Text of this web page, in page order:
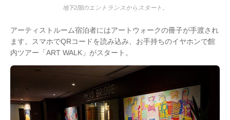
地下2階のエントランスからスタート。
アーティストルーム宿泊者にはアートウォークの冊子が手渡され
ます。スマホでQRコードを読み込み、お手持ちのイヤホンで館
内ツアー「ART WALK」がスタート。